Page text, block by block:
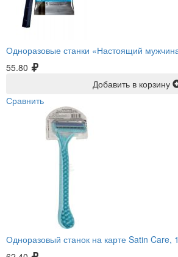
Одноразовые станки «Настоящий
55.80
Добавить в корзину
Сравнить
Одноразовый станок на карте Satin Care,